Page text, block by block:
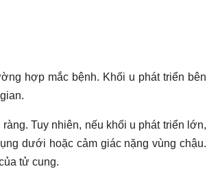
hợp mắc bệnh. Khối u phát triển bên
Tuy nhiên, nếu khối u phát triển lớn,
dưới hoặc cảm giác nặng vùng chậu.
tử cung.